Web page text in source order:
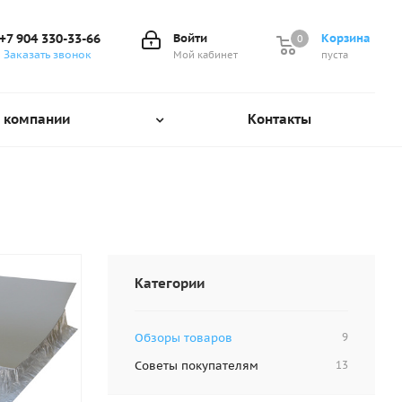
Корзина
0
пуста
0
Войти
Мой кабинет
+7 904 330-33-66
Заказать звонок
Контакты
Категории
Обзоры товаров 9
Советы покупателям 13